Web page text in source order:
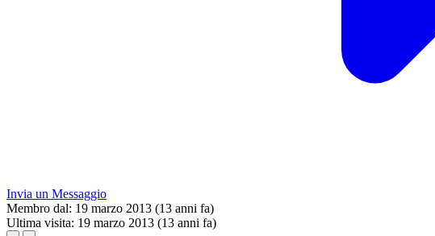
Invia un Messaggio
Membro dal: 19 marzo 2013 (13 anni fa)
Ultima visita: 19 marzo 2013 (13 anni fa)